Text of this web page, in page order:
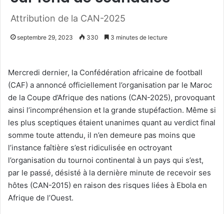
Attribution de la CAN-2025
septembre 29, 2023 330 3 minutes de lecture
Mercredi dernier, la Confédération africaine de football
(CAF) a annoncé officiellement l’organisation par le Maroc
de la Coupe d’Afrique des nations (CAN-2025), provoquant
ainsi l’incompréhension et la grande stupéfaction. Même si
les plus sceptiques étaient unanimes quant au verdict final
somme toute attendu, il n’en demeure pas moins que
l’instance faîtière s’est ridiculisée en octroyant
l’organisation du tournoi continental à un pays qui s’est,
par le passé, désisté à la dernière minute de recevoir ses
hôtes (CAN-2015) en raison des risques liées à Ebola en
Afrique de l’Ouest.